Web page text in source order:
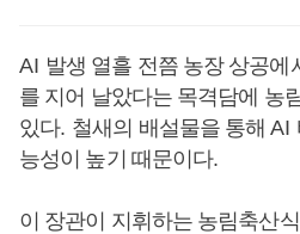
AI 발생 열흘 전쯤 농장 상공에
를 지어 날았다는 목격담에 농
있다. 철새의 배설물을 통해AI
능성이 높기 때문이다.
이 장관이 지휘하는 농림축산